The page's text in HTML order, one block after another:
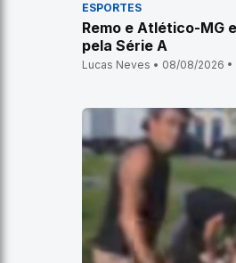
ESPORTES
Remo e Atlético-MG
pela Série A
Lucas Neves • 08/08/2026 •